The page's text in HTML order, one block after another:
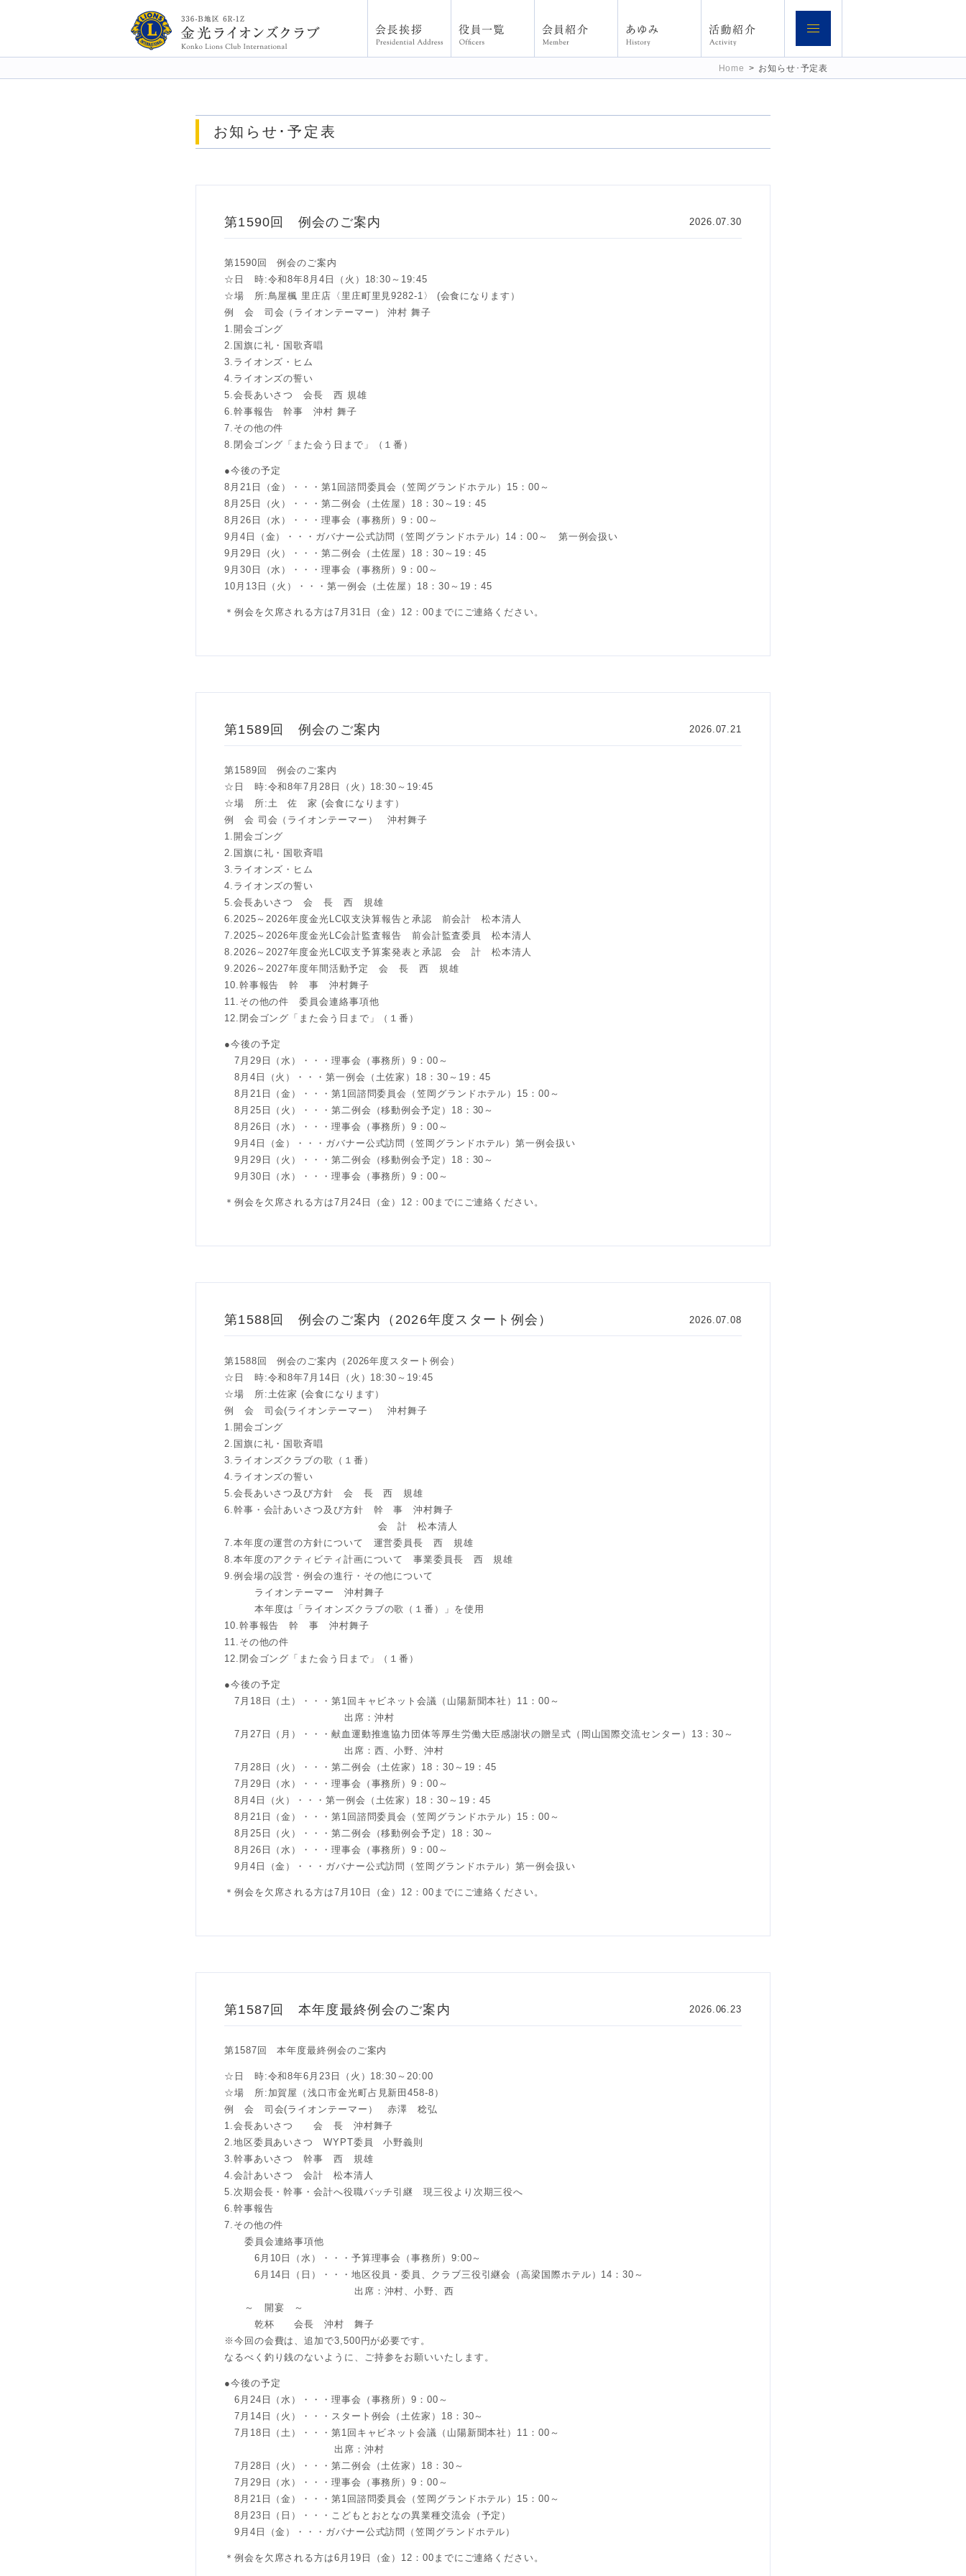
Home > お知らせ･予定表
お知らせ･予定表
2026.07.30
第1590回 例会のご案内
第1590回 例会のご案内
☆日 時:令和8年8月4日（火）18:30～19:45
☆場 所:鳥屋楓 里庄店〈里庄町里見9282-1〉 (会食になります）
例 会 司会（ライオンテーマー） 沖村 舞子
1.開会ゴング
2.国旗に礼・国歌斉唱
3.ライオンズ・ヒム
4.ライオンズの誓い
5.会長あいさつ 会長 西 規雄
6.幹事報告 幹事 沖村 舞子
7.その他の件
8.閉会ゴング「また会う日まで」（１番）
●今後の予定
8月21日（金）・・・第1回諮問委員会（笠岡グランドホテル）15：00～
8月25日（火）・・・第二例会（土佐屋）18：30～19：45
8月26日（水）・・・理事会（事務所）9：00～
9月4日（金）・・・ガバナー公式訪問（笠岡グランドホテル）14：00～ 第一例会扱い
9月29日（火）・・・第二例会（土佐屋）18：30～19：45
9月30日（水）・・・理事会（事務所）9：00～
10月13日（火）・・・第一例会（土佐屋）18：30～19：45
＊例会を欠席される方は7月31日（金）12：00までにご連絡ください。
2026.07.21
第1589回 例会のご案内
第1589回 例会のご案内
☆日 時:令和8年7月28日（火）18:30～19:45
☆場 所:土 佐 家 (会食になります）
例 会 司会（ライオンテーマー） 沖村舞子
1.開会ゴング
2.国旗に礼・国歌斉唱
3.ライオンズ・ヒム
4.ライオンズの誓い
5.会長あいさつ 会 長 西 規雄
6.2025～2026年度金光LC収支決算報告と承認 前会計 松本清人
7.2025～2026年度金光LC会計監査報告 前会計監査委員 松本清人
8.2026～2027年度金光LC収支予算案発表と承認 会 計 松本清人
9.2026～2027年度年間活動予定 会 長 西 規雄
10.幹事報告 幹 事 沖村舞子
11.その他の件 委員会連絡事項他
12.閉会ゴング「また会う日まで」（１番）
●今後の予定
7月29日（水）・・・理事会（事務所）9：00～
8月4日（火）・・・第一例会（土佐家）18：30～19：45
8月21日（金）・・・第1回諮問委員会（笠岡グランドホテル）15：00～
8月25日（火）・・・第二例会（移動例会予定）18：30～
8月26日（水）・・・理事会（事務所）9：00～
9月4日（金）・・・ガバナー公式訪問（笠岡グランドホテル）第一例会扱い
9月29日（火）・・・第二例会（移動例会予定）18：30～
9月30日（水）・・・理事会（事務所）9：00～
＊例会を欠席される方は7月24日（金）12：00までにご連絡ください。
2026.07.08
第1588回 例会のご案内（2026年度スタート例会）
第1588回 例会のご案内（2026年度スタート例会）
☆日 時:令和8年7月14日（火）18:30～19:45
☆場 所:土佐家 (会食になります）
例 会 司会(ライオンテーマー） 沖村舞子
1.開会ゴング
2.国旗に礼・国歌斉唱
3.ライオンズクラブの歌（１番）
4.ライオンズの誓い
5.会長あいさつ及び方針 会 長 西 規雄
6.幹事・会計あいさつ及び方針 幹 事 沖村舞子
会 計 松本清人
7.本年度の運営の方針について 運営委員長 西 規雄
8.本年度のアクティビティ計画について 事業委員長 西 規雄
9.例会場の設営・例会の進行・その他について
ライオンテーマー 沖村舞子
本年度は「ライオンズクラブの歌（１番）」を使用
10.幹事報告 幹 事 沖村舞子
11.その他の件
12.閉会ゴング「また会う日まで」（１番）
●今後の予定
7月18日（土）・・・第1回キャビネット会議（山陽新聞本社）11：00～
出席：沖村
7月27日（月）・・・献血運動推進協力団体等厚生労働大臣感謝状の贈呈式（岡山国際交流センター）13：30～
出席：西、小野、沖村
7月28日（火）・・・第二例会（土佐家）18：30～19：45
7月29日（水）・・・理事会（事務所）9：00～
8月4日（火）・・・第一例会（土佐家）18：30～19：45
8月21日（金）・・・第1回諮問委員会（笠岡グランドホテル）15：00～
8月25日（火）・・・第二例会（移動例会予定）18：30～
8月26日（水）・・・理事会（事務所）9：00～
9月4日（金）・・・ガバナー公式訪問（笠岡グランドホテル）第一例会扱い
＊例会を欠席される方は7月10日（金）12：00までにご連絡ください。
2026.06.23
第1587回 本年度最終例会のご案内
第1587回 本年度最終例会のご案内
☆日 時:令和8年6月23日（火）18:30～20:00
☆場 所:加賀屋（浅口市金光町占見新田458-8）
例 会 司会(ライオンテーマー） 赤澤 稔弘
1.会長あいさつ 会 長 沖村舞子
2.地区委員あいさつ WYPT委員 小野義則
3.幹事あいさつ 幹事 西 規雄
4.会計あいさつ 会計 松本清人
5.次期会長・幹事・会計へ役職バッチ引継 現三役より次期三役へ
6.幹事報告
7.その他の件
委員会連絡事項他
6月10日（水）・・・予算理事会（事務所）9:00～
6月14日（日）・・・地区役員・委員、クラブ三役引継会（高梁国際ホテル）14：30～
出席：沖村、小野、西
～ 開宴 ～
乾杯 会長 沖村 舞子
※今回の会費は、追加で3,500円が必要です。
なるべく釣り銭のないように、ご持参をお願いいたします。
●今後の予定
6月24日（水）・・・理事会（事務所）9：00～
7月14日（火）・・・スタート例会（土佐家）18：30～
7月18日（土）・・・第1回キャビネット会議（山陽新聞本社）11：00～
出席：沖村
7月28日（火）・・・第二例会（土佐家）18：30～
7月29日（水）・・・理事会（事務所）9：00～
8月21日（金）・・・第1回諮問委員会（笠岡グランドホテル）15：00～
8月23日（日）・・・こどもとおとなの異業種交流会（予定）
9月4日（金）・・・ガバナー公式訪問（笠岡グランドホテル）
＊例会を欠席される方は6月19日（金）12：00までにご連絡ください。